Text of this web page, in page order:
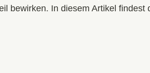
bewirken. In diesem Artikel